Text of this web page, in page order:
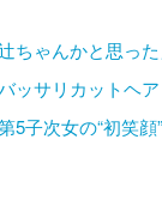
ちゃんかと思っ
ッサリカットヘア
5子次女の“初笑顔